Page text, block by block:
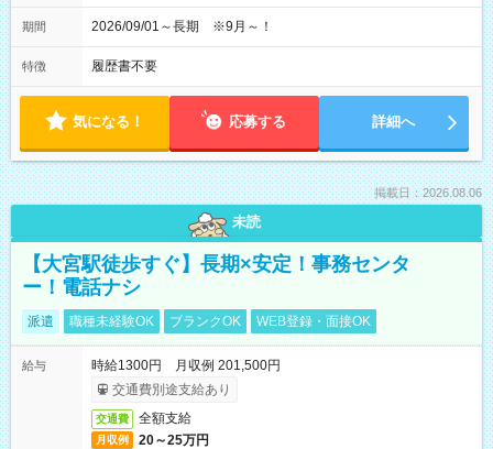
期間 2026/09/01～長期 ※9月～！
特徴 履歴書不要
気になる！ 応募する 詳細へ
掲載日：2026.08.06
未読
【大宮駅徒歩すぐ】長期×安定！事務センタ
ー！電話ナシ
派遣 職種未経験OK ブランクOK WEB登録・面接OK
給与
時給1300円 月収例 201,500円
交通費別途支給あり
交通費 全額支給
月収例 20～25万円